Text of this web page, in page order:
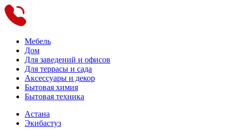
Мебель
Дом
Для заведений и офисов
Для террасы и сада
Аксессуары и декор
Бытовая химия
Бытовая техника
Астана
Экибастуз